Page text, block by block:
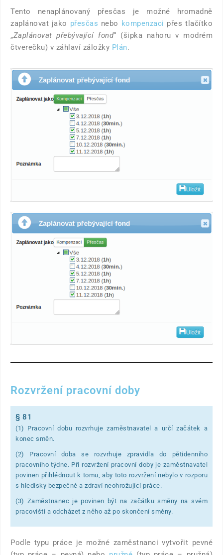
Tento nenaplánovaný přesčas je možné hromadně
zaplánovat jako přesčas nebo kompenzaci přes tlačítko
„Zaplánovat přebývající fond“ (šipka nahoru v modrém
čtverečku) v záhlaví záložky Plán.
Rozvržení pracovní doby
§ 81
(1) Pracovní dobu rozvrhuje zaměstnavatel a určí začátek a
konec směn.
(2) Pracovní doba se rozvrhuje zpravidla do pětidenního
pracovního týdne. Při rozvržení pracovní doby je zaměstnavatel
povinen přihlédnout k tomu, aby toto rozvržení nebylo v rozporu
s hledisky bezpečné a zdraví neohrožující práce.
(3) Zaměstnanec je povinen být na začátku směny na svém
pracovišti a odcházet z něho až po skončení směny.
Podle typu práce je možné zaměstnanci vytvořit pevné